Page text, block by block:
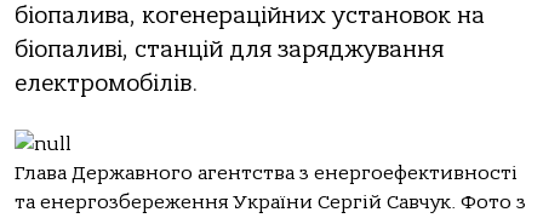
біопалива, когенераційних установок на
біопаливі, станцій для заряджування
електромобілів.
Глава Державного агентства з енергоефективності
та енергозбереження України Сергій Савчук. Фото з